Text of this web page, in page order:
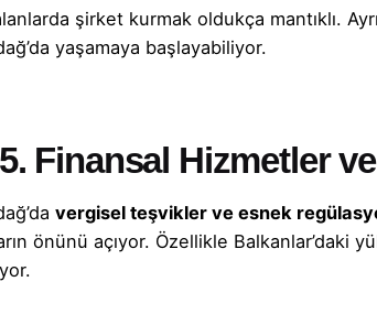
şirket kurmak oldukça mantıklı.
yaşamaya başlayabiliyor.
Finansal Hizmetler
vergisel teşvikler ve esnek
önünü açıyor. Özellikle